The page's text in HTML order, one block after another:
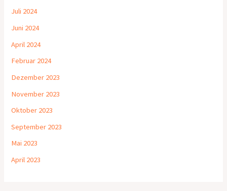
Juli 2024
Juni 2024
April 2024
Februar 2024
Dezember 2023
November 2023
Oktober 2023
September 2023
Mai 2023
April 2023